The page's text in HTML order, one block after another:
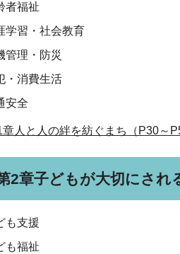
福祉
習・社会教育
理・防災
消費生活
安全
人と人の絆を紡ぐまち（P30～
章子どもが大切にされ
支援
福祉